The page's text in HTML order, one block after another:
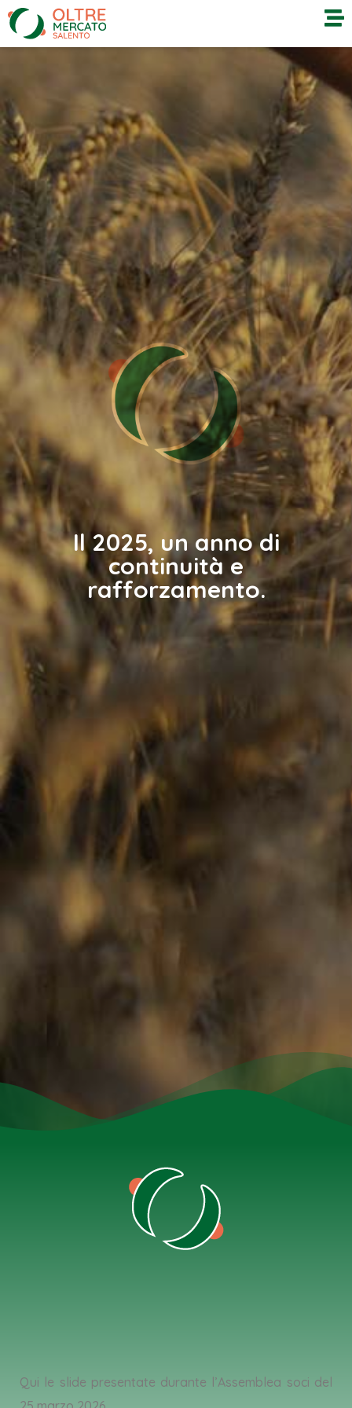
Il 2025, un anno di
continuità e
rafforzamento.
Qui le slide presentate durante l’Assemblea soci del